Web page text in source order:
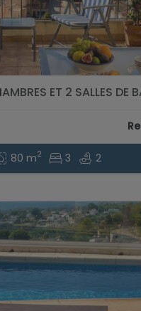
ET 2 SALLES DE
80 m2 3 2